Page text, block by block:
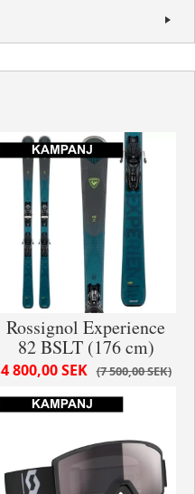
Rossignol Experience
82 BSLT (176 cm)
7 500,00 SEK
4 800,00 SEK